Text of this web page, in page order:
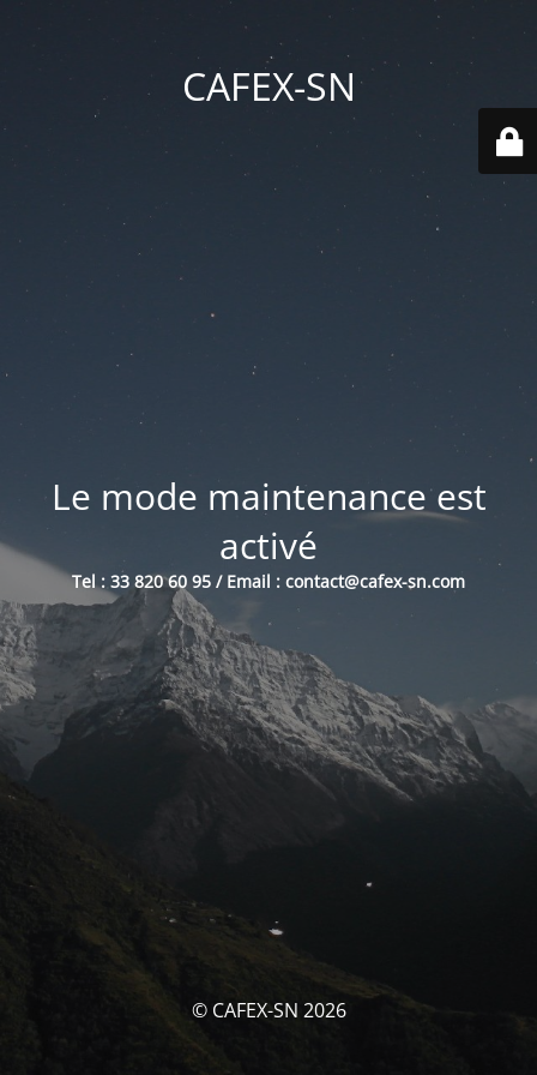
CAFEX-SN
Le mode maintenance est
activé
Tel : 33 820 60 95 / Email : contact@cafex-sn.com
© CAFEX-SN 2026